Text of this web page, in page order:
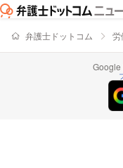
弁護士ドットコム 労
Google